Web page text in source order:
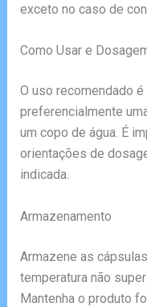
exceto no caso de
Como Usar e
O uso recomendado
preferencialmente
um copo de água. É
orientações de
indicada.
Armazenamento
Armazene as
temperatura não
Mantenha o produto